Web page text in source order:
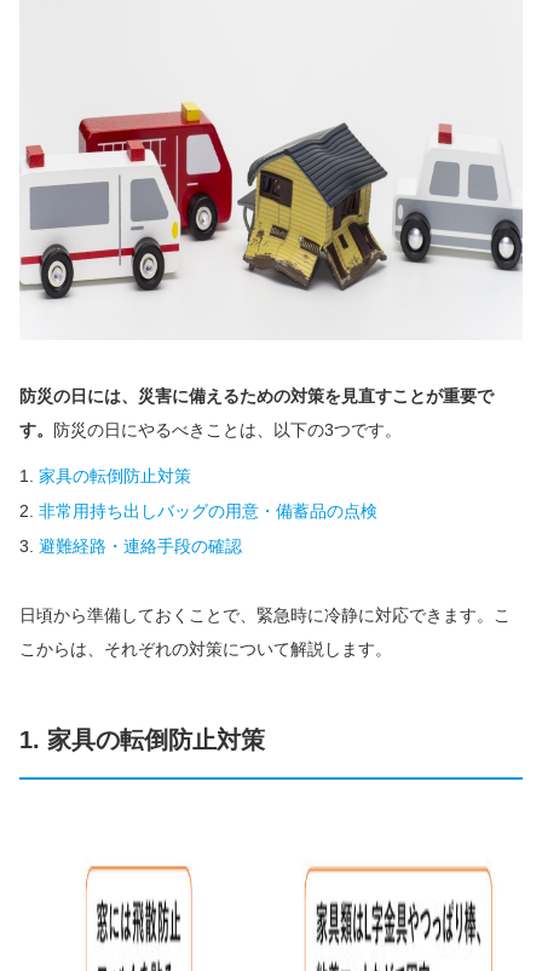
防災の日には、災害に備えるための対策を見直すことが重要で
す。 防災の日にやるべきことは、以下の3つです。
家具の転倒防止対策
非常用持ち出しバッグの用意・備蓄品の点検
避難経路・連絡手段の確認
日頃から準備しておくことで、緊急時に冷静に対応できます。こ
こからは、それぞれの対策について解説します。
1. 家具の転倒防止対策